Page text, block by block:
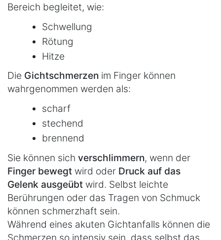
Bereich begleitet, wie:
Schwellung
Rötung
Hitze
Die Gichtschmerzen im Finger können
wahrgenommen werden als:
scharf
stechend
brennend
Sie können sich verschlimmern, wenn der
Finger bewegt wird oder Druck auf das
Gelenk ausgeübt wird. Selbst leichte
Berührungen oder das Tragen von Schmuck
können schmerzhaft sein.
Während eines akuten Gichtanfalls können die
Schmerzen so intensiv sein, dass selbst das